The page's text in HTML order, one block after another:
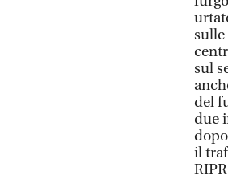
sulle
sul
del
due
il